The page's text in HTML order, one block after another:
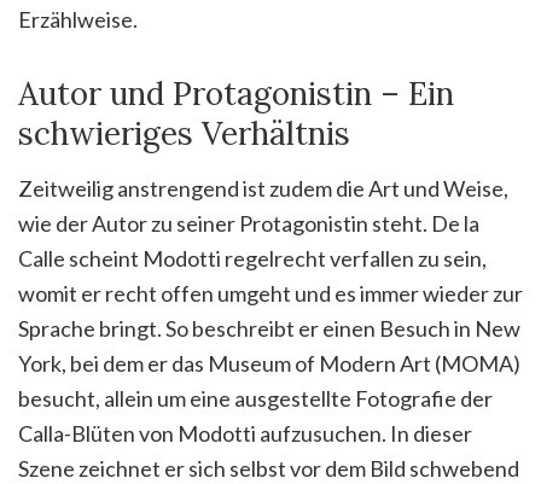
Erzählweise.
Autor und Protagonistin – Ein
schwieriges Verhältnis
Zeitweilig anstrengend ist zudem die Art und Weise,
wie der Autor zu seiner Protagonistin steht. De la
Calle scheint Modotti regelrecht verfallen zu sein,
womit er recht offen umgeht und es immer wieder zur
Sprache bringt. So beschreibt er einen Besuch in New
York, bei dem er das Museum of Modern Art (MOMA)
besucht, allein um eine ausgestellte Fotografie der
Calla-Blüten von Modotti aufzusuchen. In dieser
Szene zeichnet er sich selbst vor dem Bild schwebend